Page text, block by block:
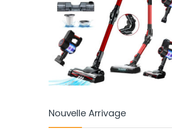
Nouvelle Arrivage